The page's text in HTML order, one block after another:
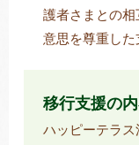
護者さまとの
意思を尊重した
移行支援の
ハッピーテラ